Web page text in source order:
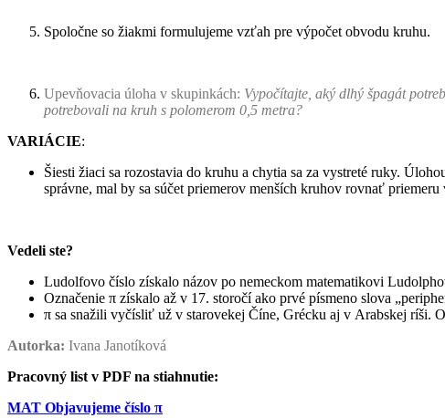
Spoločne so žiakmi formulujeme vzťah pre výpočet obvodu kruhu.
Upevňovacia úloha v skupinkách: Vypočítajte, aký dlhý špagát
potrebovali na kruh s polomerom 0,5 metra?
VARIÁCIE:
Šiesti žiaci sa rozostavia do kruhu a chytia sa za vystreté ruky.
správne, mal by sa súčet priemerov menších kruhov rovnať
Vedeli ste?
Ludolfovo číslo získalo názov po nemeckom matematikovi
Označenie π získalo až v 17. storočí ako prvé písmeno slova
π sa snažili vyčísliť už v starovekej Číne, Grécku aj v Arabskej ríši.
Autorka: Ivana Janotíková
Pracovný list v PDF na stiahnutie:
MAT Objavujeme číslo π